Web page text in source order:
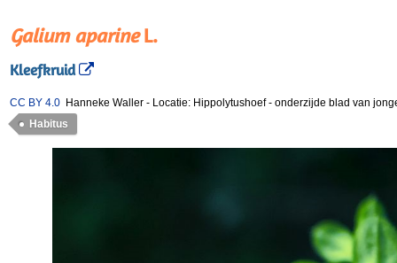
Galium aparineL.
Kleefkruid
CC BY 4.0 Hanneke Waller - Locatie: Hippolytushoef- onderzijde blad van
Habitus